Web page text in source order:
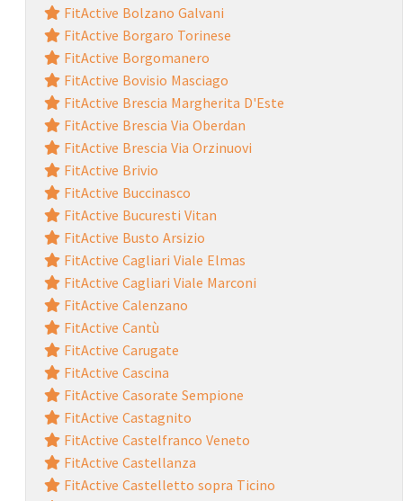
FitActive Bolzano Galvani
FitActive Borgaro Torinese
FitActive Borgomanero
FitActive Bovisio Masciago
FitActive Brescia Margherita D'Este
FitActive Brescia Via Oberdan
FitActive Brescia Via Orzinuovi
FitActive Brivio
FitActive Buccinasco
FitActive Bucuresti Vitan
FitActive Busto Arsizio
FitActive Cagliari Viale Elmas
FitActive Cagliari Viale Marconi
FitActive Calenzano
FitActive Cantù
FitActive Carugate
FitActive Cascina
FitActive Casorate Sempione
FitActive Castagnito
FitActive Castelfranco Veneto
FitActive Castellanza
FitActive Castelletto sopra Ticino